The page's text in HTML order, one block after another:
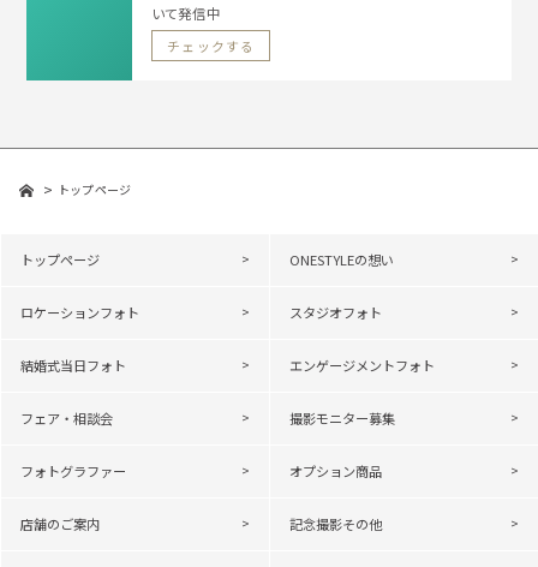
いて発信中
チェックする
トップページ
トップページ ONESTYLEの想い
ロケーションフォト スタジオフォト
結婚式当日フォト エンゲージメントフォト
フェア・相談会 撮影モニター募集
フォトグラファー オプション商品
店舗のご案内 記念撮影その他